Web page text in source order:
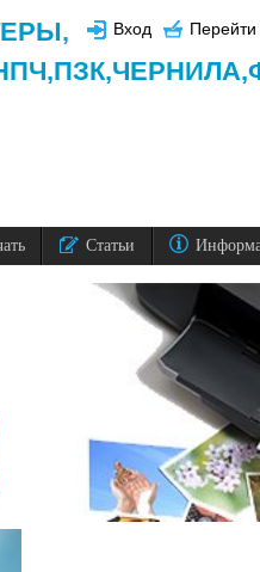
Вход Перейти
,
ПЗК,ЧЕРНИЛА,
Статьи